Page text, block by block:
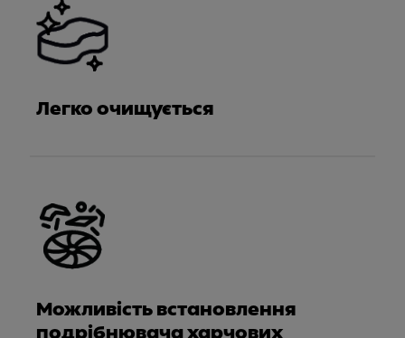
Легко очищується
Можливість встановлення
подрібнювача харчових